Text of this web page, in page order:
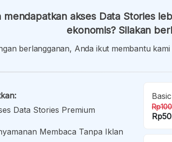
mendapatkan akses Data Stories
ekonomis? Silakan
berlangganan, Anda ikut membantu
Data Stories Premium
Membaca Tanpa Iklan
Basic